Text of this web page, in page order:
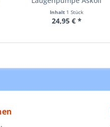
passend wie...
Inhalt 1 Stück
24,95 € *